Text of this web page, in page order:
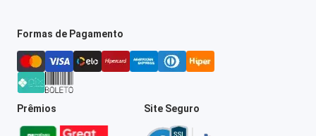
Formas de Pagamento
Prêmios Site Seguro